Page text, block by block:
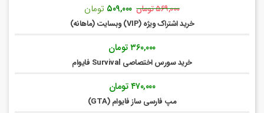
۵۶۹,۰۰۰تومان قیمت
اصلی:
۵۶۹,۰۰۰ تومان
۵۰۹,۰۰۰ تومانقیمت
فعلی:
۵۰۹,۰۰۰ تومان.
خرید اشتراک ویژه (VIP) وبسایت (ماهانه)
۳۶۰,۰۰۰تومان
خرید سورس اختصاصی Survival فایوام
۴۷۰,۰۰۰تومان
مپ فارسی ساز فایوام (GTA)